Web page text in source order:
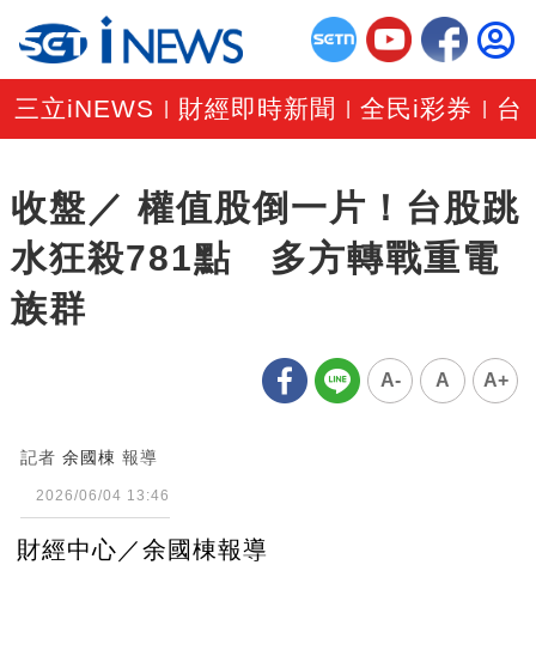
三立iNEWS 財經即時新聞 |全民i彩券 台
收盤／ 權值股倒一片！台股跳
水狂殺781點 多方轉戰重電
族群
A- A A+
記者 余國棟 報導
2026/06/04 13:46
財經中心／余國棟報導